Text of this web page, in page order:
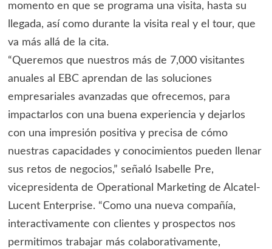
momento en que se programa una visita, hasta su
llegada, así como durante la visita real y el tour, que
va más allá de la cita.
“Queremos que nuestros más de 7,000 visitantes
anuales al EBC aprendan de las soluciones
empresariales avanzadas que ofrecemos, para
impactarlos con una buena experiencia y dejarlos
con una impresión positiva y precisa de cómo
nuestras capacidades y conocimientos pueden llenar
sus retos de negocios,” señaló Isabelle Pre,
vicepresidenta de Operational Marketing de Alcatel-
Lucent Enterprise. “Como una nueva compañía,
interactivamente con clientes y prospectos nos
permitimos trabajar más colaborativamente,